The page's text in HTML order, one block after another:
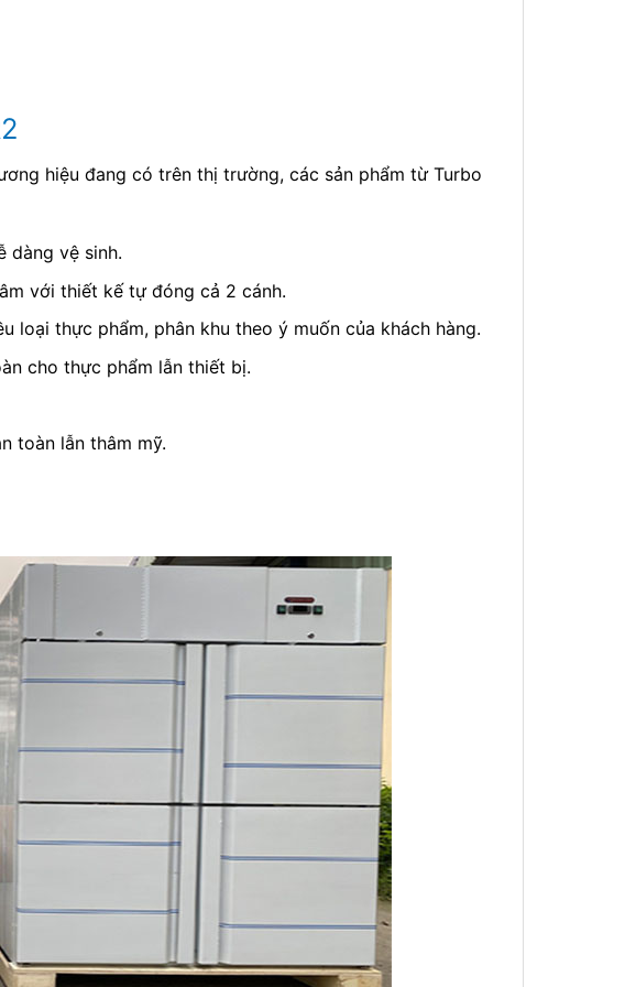
hiệu đang có trên thị trường, các sản phẩm từ Turbo
dàng vệ sinh.
với thiết kế tự đóng cả 2 cánh.
thực phẩm, phân khu theo ý muốn của khách hàng.
cho thực phẩm lẫn thiết bị.
toàn lẫn thâm mỹ.